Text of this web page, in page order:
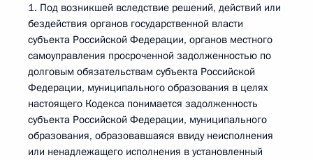
1. Под возникшей вследствие решений, действий или
бездействия органов государственной власти
субъекта Российской Федерации, органов местного
самоуправления просроченной задолженностью по
долговым обязательствам субъекта Российской
Федерации, муниципального образования в целях
настоящего Кодекса понимается задолженность
субъекта Российской Федерации, муниципального
образования, образовавшаяся ввиду неисполнения
или ненадлежащего исполнения в установленный